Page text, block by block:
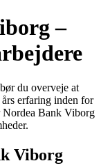
–
du overveje at
erfaring inden for
Nordea Bank Viborg
Viborg